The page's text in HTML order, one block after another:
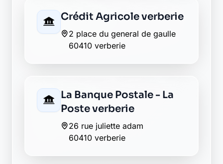
Crédit Agricole verberie
2 place du general de gaulle
60410 verberie
La Banque Postale - La
Poste verberie
26 rue juliette adam
60410 verberie